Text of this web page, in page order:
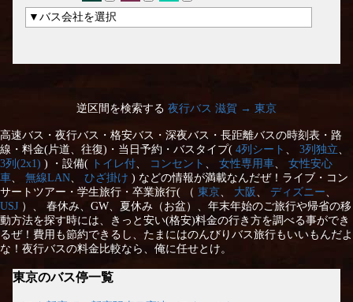
▼バス会社を選択
逆区間を検索する 夜行バス 滋賀 → 東京
高速バス・夜行バス・格安バス・深夜バス・長距離バスの時刻表・路
線・料金(片道、往復)・当日予約・バスタイプ( 4列シート 3列独立
3列(2x1) ) ・設備( トイレ付 コンセント 女性専用車
女性安心
車
無線LAN ひざ掛け ) などの情報が満載なんだぜ！ライブ・コン
サートツアー・学生旅行・卒業旅行( （ 東京 大阪 ディズニー
USJ ）、 春休み、GW、夏休み（お盆）、年末年始のご旅行や帰省の移
動方法を探す時には、きっと安い(格安)料金の行き方を調べる事ができ
るぜ！費用も節約できるし、たまにはのんびりバス旅行もいいもんだよ
な！夜行バスの料金比較なら、俺に任せとけ。
東京のバス停一覧